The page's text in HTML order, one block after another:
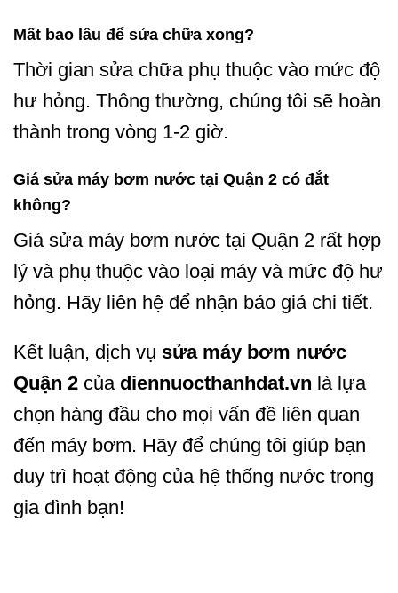
Mất bao lâu để sửa chữa xong?
Thời gian sửa chữa phụ thuộc vào mức độ
hư hỏng. Thông thường, chúng tôi sẽ hoàn
thành trong vòng 1-2 giờ.
Giá sửa máy bơm nước tại Quận 2 có đắt
không?
Giá sửa máy bơm nước tại Quận 2 rất hợp
lý và phụ thuộc vào loại máy và mức độ hư
hỏng. Hãy liên hệ để nhận báo giá chi tiết.
Kết luận, dịch vụ sửa máy bơm nước
Quận 2 của diennuocthanhdat.vn là lựa
chọn hàng đầu cho mọi vấn đề liên quan
đến máy bơm. Hãy để chúng tôi giúp bạn
duy trì hoạt động của hệ thống nước trong
gia đình bạn!